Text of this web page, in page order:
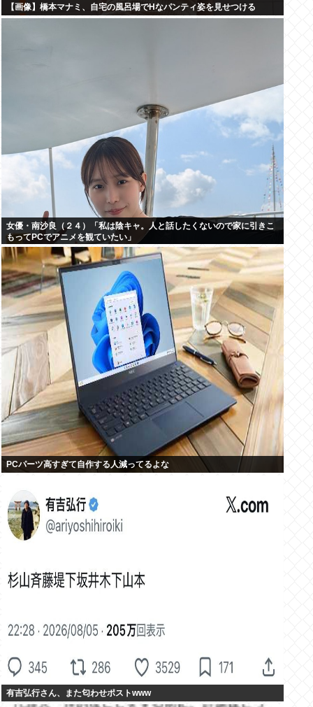
【画像】橋本マナミ、自宅の風呂場でHなパンティ姿を見せつける
女優・南沙良（２４）「私は陰キャ。人と話したくないので家に引きこ
もってPCでアニメを観ていたい」
PCパーツ高すぎて自作する人減ってるよな
有吉弘行さん、また匂わせポストwww